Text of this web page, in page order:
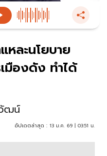
ละนโยบาย
มืองดัง ทำได้
ฒน์
อัปเดตล่าสุด : 13 ม.ค. 69 | 03:51 น.